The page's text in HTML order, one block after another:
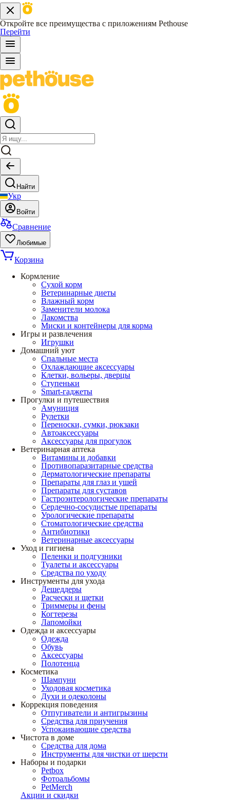
Откройте все преимущества с приложениям Pethouse
Перейти
Найти
Укр
Войти
Сравнение
Любимые
Корзина
Кормление
Сухой корм
Ветеринарные диеты
Влажный корм
Заменители молока
Лакомства
Миски и контейнеры для корма
Игры и развлечения
Игрушки
Домашний уют
Спальные места
Охлаждающие аксессуары
Клетки, вольеры, дверцы
Ступеньки
Smart-гаджеты
Прогулки и путешествия
Амуниция
Рулетки
Переноски, сумки, рюкзаки
Автоаксессуары
Аксессуары для прогулок
Ветеринарная аптека
Витамины и добавки
Противопаразитарные средства
Дерматологические препараты
Препараты для глаз и ушей
Препараты для суставов
Гастроэнтерологические препараты
Сердечно-сосудистые препараты
Урологические препараты
Стоматологические средства
Антибиотики
Ветеринарные аксессуары
Уход и гигиена
Пеленки и подгузники
Туалеты и аксессуары
Средства по уходу
Инструменты для ухода
Дешеддеры
Расчески и щетки
Триммеры и фены
Когтерезы
Лапомойки
Одежда и аксессуары
Одежда
Обувь
Аксессуары
Полотенца
Косметика
Шампуни
Уходовая косметика
Духи и одеколоны
Коррекция поведения
Отпугиватели и антигрызины
Средства для приучения
Успокаивающие средства
Чистота в доме
Средства для дома
Инструменты для чистки от шерсти
Наборы и подарки
Petbox
Фотоальбомы
PetMerch
Акции и скидки